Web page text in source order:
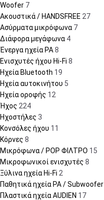
Woofer 7
Ακουστικά / HANDSFREE 27
Ασύρματα μικρόφωνα 7
Διάφορα μεγάφωνα 4
Ένεργα ηχεία PA8
Ενισχυτές ήχου Hi-Fi 8
Ηχεία Bluetooth 19
Ηχεία αυτοκινήτου 5
Ηχεία οροφής 12
Ήχος 224
Ηχοστήλες 3
Κονσόλες ήχου 11
Κόρνες 8
Μικρόφωνα / POP ΦΙΛΤΡΟ 15
Μικροφωνικοί ενισχυτές 8
Ξύλινα ηχεία Hi-Fi 2
Παθητικά ηχεία PA / Subwoofer
Πλαστικά ηχεία AUDIEN 17